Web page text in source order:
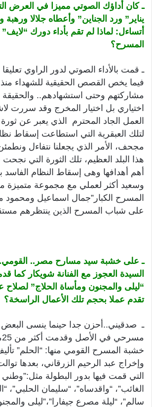
يناير” ورد الجناين” وأعطاه جلالا
أتساءل: لماذا لم تقم بأداء دورك
المسرح؟
ـ قمت بالأداء الصوتي لدور الراوي
فيما يخص القصص الحقيقية للشهداء
مشاركتهم وحتى استشهادهم.. والحقيقة
اختياري بل اختيار المخرج وقد سررت
لتلك العبقرية التي استطاعت إسقاط
مجحف، الأمر الذي يجعلنا نتفاءل
هذا البلد العظيم، تلك الثورة التي
أهم أهدافها وهى إسقاط النظام الفاسد
وسعيد أكثر لعملي مع مجموعة متميزة
المسرح الكبار”جمال اسماعيل ومحمود
على شباب المسرح الذين ينتظرهم
ـ على خشبة سيد مسارح مصر..
السيدة العجوز مع الفنانة شويكار كما
“ليلى والمجنون ومأساة الحلاج” لصلاح
تقدم عملا بحجم تلك الأعمال الراسخة؟
ـ صدقيني..أحزن جدا حينما ينسى البعض
خشبة المسرح القومي منها: “الحلم”
وإخراج عبد الرحيم الزرقاني، بعدها
التي قمت فيها بدور البطولة مثل:”وطني
الغائب”، “واقدساه”، “سليمان الحلبي”،
سالم”، “ليلة مصرع جيفارا”،”ليلى